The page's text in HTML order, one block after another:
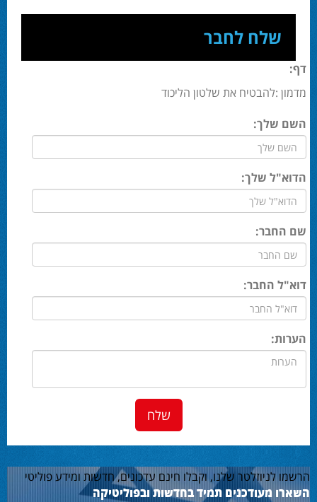
שלח לחבר
דף:
מדמון :להבטיח את שלטון הליכוד
השם שלך:
הדוא"ל שלך:
שם החבר:
דוא"ל החבר:
הערות:
הרשמו לניוזלטר שלנו, וקבלו חינם עדכונים, חדשות ומידע פוליטי
השארו מעודכנים תמיד בחדשות ובפוליטיקה